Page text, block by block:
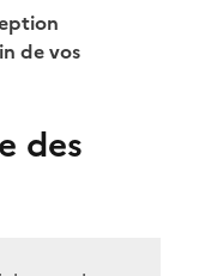
de vos
des